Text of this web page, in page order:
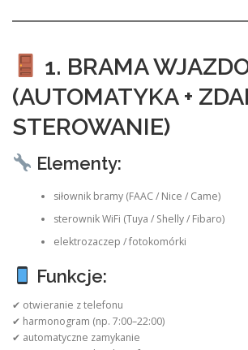
1. BRAMA
(AUTOMATYKA +
STEROWANIE)
Elementy:
siłownik bramy (FAAC / Nice / Came)
sterownik WiFi (Tuya / Shelly / Fibaro)
elektrozaczep / fotokomórki
Funkcje:
✔ otwieranie z telefonu
✔ harmonogram (np. 7:00–22:00)
✔ automatyczne zamykanie